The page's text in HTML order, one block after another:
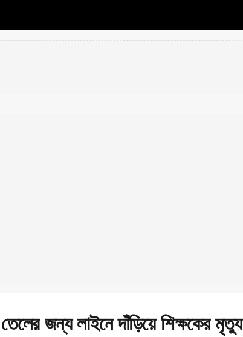
জন্য লাইনে দাঁড়িয়ে শিক্ষকের মৃত্যু